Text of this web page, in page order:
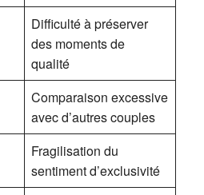
Difficulté à préserver
des moments de
qualité
Comparaison excessive
avec d’autres couples
Fragilisation du
sentiment d’exclusivité